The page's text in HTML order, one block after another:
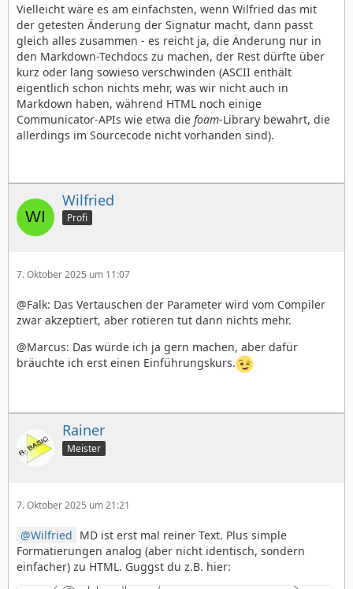
Vielleicht wäre es am einfachsten, wenn Wilfried das mit
der getesten Änderung der Signatur macht, dann passt
gleich alles zusammen - es reicht ja, die Änderung nur in
den Markdown-Techdocs zu machen, der Rest dürfte über
kurz oder lang sowieso verschwinden (ASCII enthält
eigentlich schon nichts mehr, was wir nicht auch in
Markdown haben, während HTML noch einige
Communicator-APIs wie etwa die foam-Library bewahrt, die
allerdings im Sourcecode nicht vorhanden sind).
Wilfried
Profi
7. Oktober 2025 um 11:07
@Falk: Das Vertauschen der Parameter wird vom Compiler
zwar akzeptiert, aber rotieren tut dann nichts mehr.
@Marcus: Das würde ich ja gern machen, aber dafür
bräuchte ich erst einen Einführungskurs.
Rainer
Meister
7. Oktober 2025 um 21:21
Wilfried MD ist erst mal reiner Text. Plus simple
Formatierungen analog (aber nicht identisch, sondern
einfacher) zu HTML. Guggst du z.B. hier: